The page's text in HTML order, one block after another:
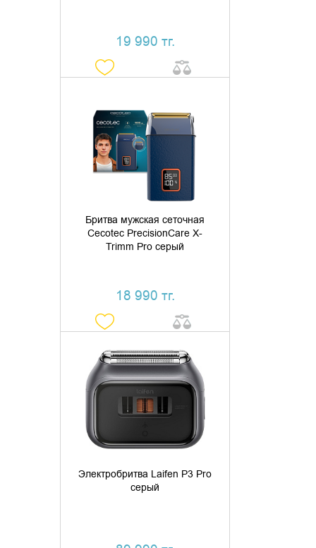
19 990 тг.
Бритва мужская сеточная
Cecotec PrecisionCare X-
Trimm Pro серый
18 990 тг.
ДОБАВИТЬ В КОРЗИНУ
КУПИТЬ В 1 КЛИК
Электробритва Laifen P3 Pro
серый
ДОБАВИТЬ В КОРЗИНУ
КУПИТЬ В 1 КЛИК